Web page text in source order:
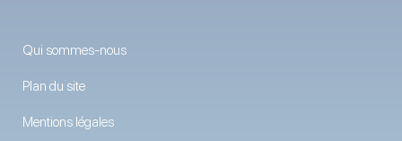
Qui sommes-nous
Plan du site
Mentions légales